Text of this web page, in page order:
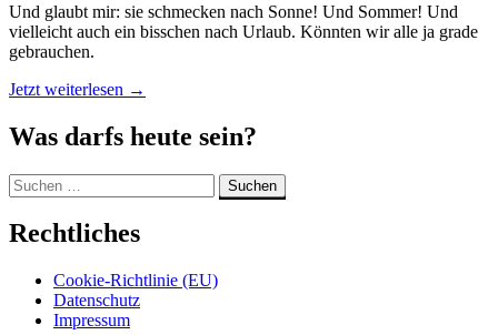
Und glaubt mir: sie schmecken nach Sonne! Und Sommer! Und
vielleicht auch ein bisschen nach Urlaub. Könnten wir alle ja grade
gebrauchen.
Jetzt weiterlesen „Caipirinha
(vegan)“
→
Was darfs heute sein?
Suchen
nach:
Rechtliches
Cookie-Richtlinie (EU)
Datenschutz
Impressum